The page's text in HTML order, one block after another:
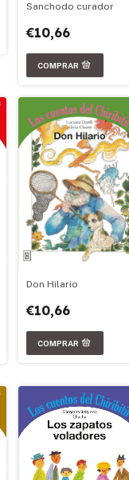
Sanchodo curador
€10,66
Don Hilario
€10,66